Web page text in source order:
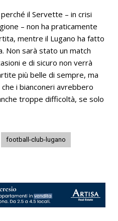
il Servette – in crisi
– non ha praticamente
mentre il Lugano ha fatto
Non sarà stato un match
e di sicuro non verrà
più belle di sempre, ma
i bianconeri avrebbero
troppe difficoltà, se solo
football-club-lugano